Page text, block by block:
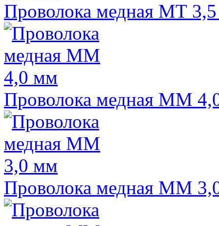
Проволока медная МТ
Проволока медная ММ
Проволока медная ММ